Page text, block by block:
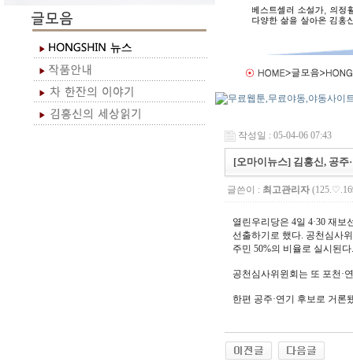
작성일 : 05-04-06 07:43
[오마이뉴스] 김홍신, 공주
글쓴이 : 최고관리자
열린우리당은 4일 4·30 재
선출하기로 했다. 공천심사
주민 50%의 비율로 실시된다.
공천심사위윈회는 또 포천·
한편 공주·연기 후보로 거론